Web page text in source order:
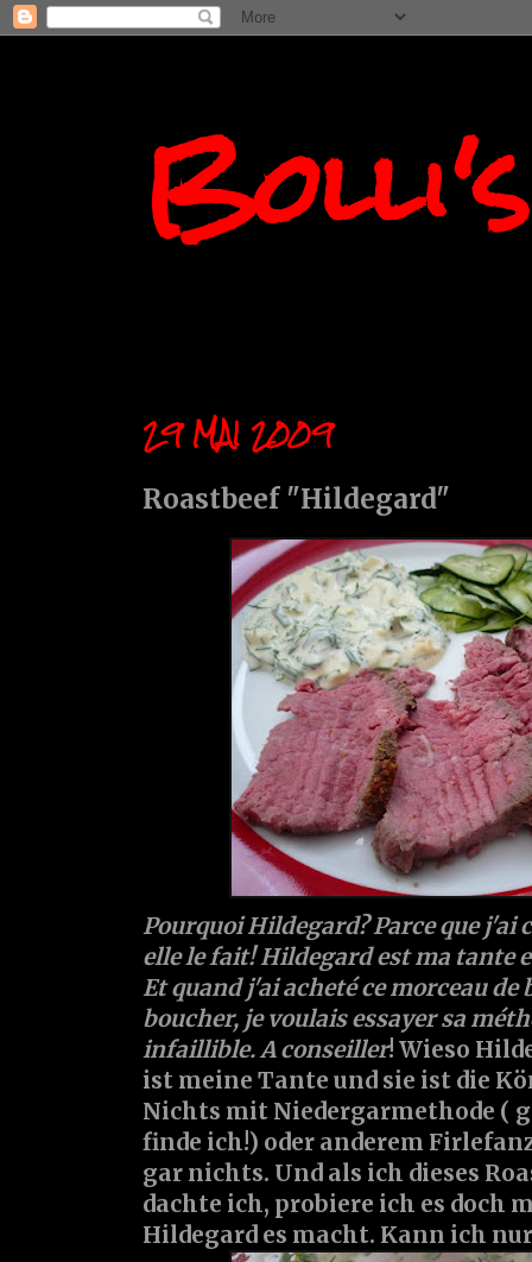
29 MAI 2009
Roastbeef "Hildegard"
Pourquoi Hildegard? Parce que j'ai
elle le fait! Hildegard est ma tante
Et quand j'ai acheté ce morceau de
boucher, je voulais essayer sa
infaillible. A conseiller! Wieso
ist meine Tante und sie ist die
Nichts mit Niedergarmethode (
finde ich!) oder anderem
gar nichts. Und als ich dieses
dachte ich, probiere ich es doch
Hildegard es macht. Kann ich